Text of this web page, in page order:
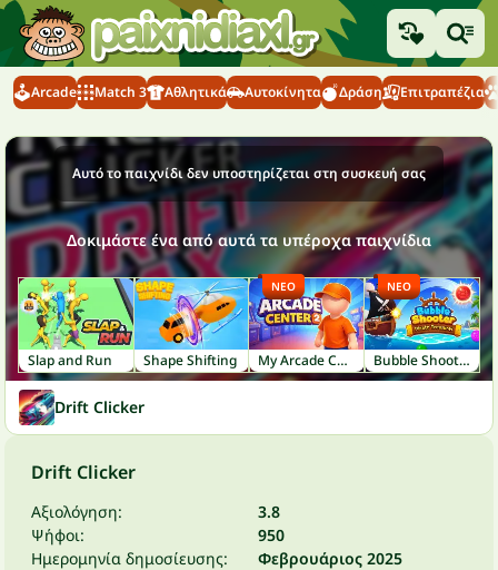
Arcade Match 3 Αθλητικά Αυτοκίνητα Δράση Επιτραπέζια
Αυτό το παιχνίδι δεν υποστηρίζεται στη συσκευή σας
Δοκιμάστε ένα από αυτά τα υπέροχα παιχνίδια
Slap and Run Shape Shifting My Arcade Center 2
ΝΈΟ
Bubble Shooter: Pirate Treasures
ΝΈΟ
Drift Clicker
Drift Clicker
Αξιολόγηση:
3.8
Ψήφοι:
950
Ημερομηνία δημοσίευσης:
Φεβρουάριος 2025